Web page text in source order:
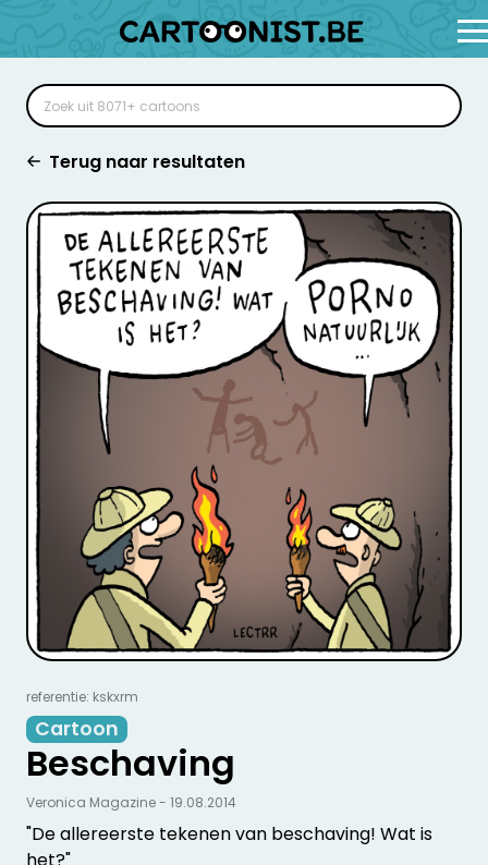
Terug naar resultaten
referentie: kskxrm
Cartoon
Beschaving
"De allereerste tekenen van beschaving! Wat is
het?"
Veronica Magazine - 19.08.2014